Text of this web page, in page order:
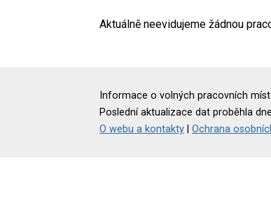
Aktuálně neevidujeme žádnou
Informace o volných pracovních
Poslední aktualizace dat proběhla
O webu a kontakty
Ochrana